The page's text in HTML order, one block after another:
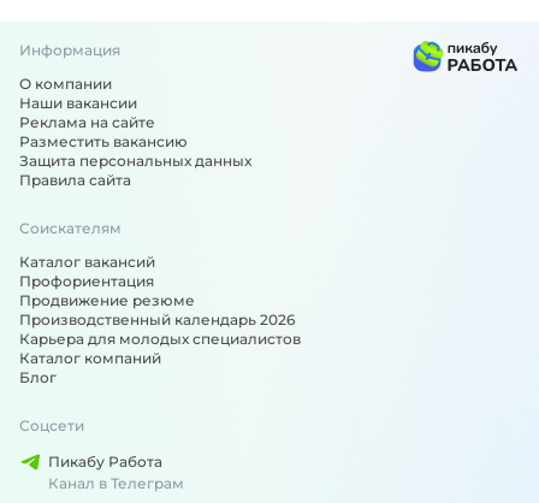
Вакансии по специальности: Ветеринарный врач -
Информация
О компании
Наши вакансии
Реклама на сайте
Разместить вакансию
Защита персональных данных
Правила сайта
Соискателям
Каталог вакансий
Профориентация
Продвижение резюме
Производственный календарь 2026
Карьера для молодых специалистов
Каталог компаний
Блог
Соцсети
Пикабу Работа
Канал в Телеграм